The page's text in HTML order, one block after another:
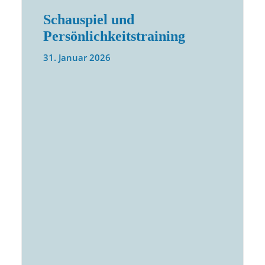
Schauspiel und
Persönlichkeitstraining
31. Januar 2026